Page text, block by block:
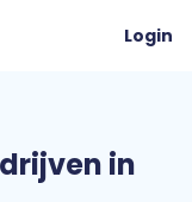
Login
in